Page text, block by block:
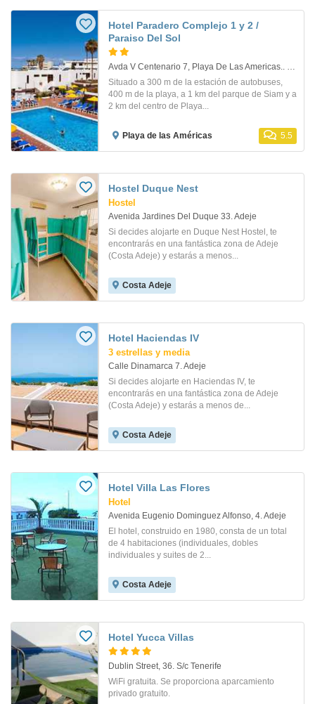
Hotel Paradero Complejo 1 y 2 /
Paraiso Del Sol
Avda V Centenario 7, Playa De Las Americas.. Tenerife
Situado a 300 m de la estación de autobuses,
400 m de la playa, a 1 km del parque de Siam y a
2 km del centro de Playa...
Playa de las Américas 5.5
Hostel Duque Nest
Hostel
Avenida Jardines Del Duque 33. Adeje
Si decides alojarte en Duque Nest Hostel, te
encontrarás en una fantástica zona de Adeje
(Costa Adeje) y estarás a menos...
Costa Adeje
Hotel Haciendas IV
3 estrellas y media
Calle Dinamarca 7. Adeje
Si decides alojarte en Haciendas IV, te
encontrarás en una fantástica zona de Adeje
(Costa Adeje) y estarás a menos de...
Costa Adeje
Hotel Villa Las Flores
Hotel
Avenida Eugenio Dominguez Alfonso, 4. Adeje
El hotel, construido en 1980, consta de un total
de 4 habitaciones (individuales, dobles
individuales y suites de 2...
Costa Adeje
Hotel Yucca Villas
Dublin Street, 36. S/c Tenerife
WiFi gratuita. Se proporciona aparcamiento
privado gratuito.